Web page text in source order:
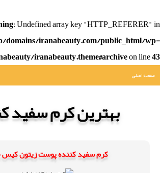
: Undefined array key "HTTP_REFERER" in
domains/iranabeauty.com/public_html/wp-
iranabeauty.theme#archiveon line43
صفحه اصلی
بهترین کرم سفید
کرم سفید کننده پوست زیتون کیس